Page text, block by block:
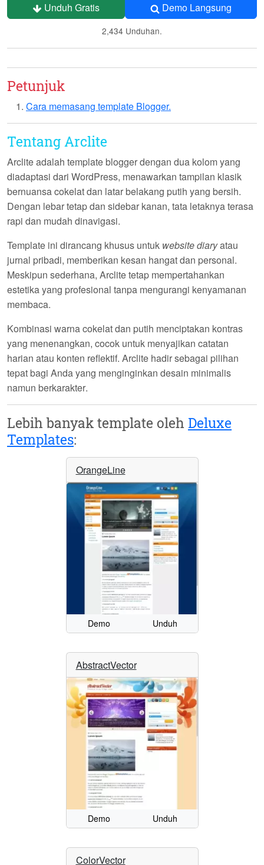
Unduh Gratis Demo Langsung
2,434 Unduhan.
Petunjuk
Cara memasang template Blogger.
Tentang Arclite
Arclite adalah template blogger dengan dua kolom yang
diadaptasi dari WordPress, menawarkan tampilan klasik
bernuansa cokelatdan latar belakang putih yang bersih.
Dengan lebar tetap dan sidebar kanan, tata letaknya terasa
rapi dan mudah dinavigasi.
Template ini dirancang khusus untuk website diaryatau
jurnal pribadi, memberikan kesan hangat dan personal.
Meskipun sederhana, Arclite tetap mempertahankan
estetika yang profesional tanpa mengurangi kenyamanan
membaca.
Kombinasi warna cokelat dan putih menciptakan kontras
yang menenangkan, cocok untuk menyajikan catatan
harian atau konten reflektif. Arclite hadir sebagai pilihan
tepat bagi Anda yang menginginkan desain minimalis
namun berkarakter.
Lebih banyak template oleh Deluxe
Templates:
OrangeLine
Demo Unduh
AbstractVector
Demo Unduh
ColorVector